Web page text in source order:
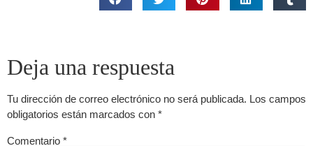
Deja una respuesta
Tu dirección de correo electrónico no será publicada. Los campos
obligatorios están marcados con *
Comentario *